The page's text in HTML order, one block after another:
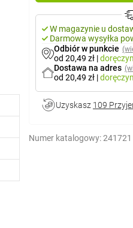
W magazynie u
Darmowa wysyłka
Odbiór w punkcie
od 20,49 zł |
Dostawa na adres
od 20,49 zł |
Uzyskasz 109
Numer katalogowy:241721